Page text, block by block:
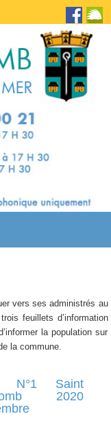
vers ses administrés au
feuillets d’information
la population sur
la commune.
N°1 Saint
2020